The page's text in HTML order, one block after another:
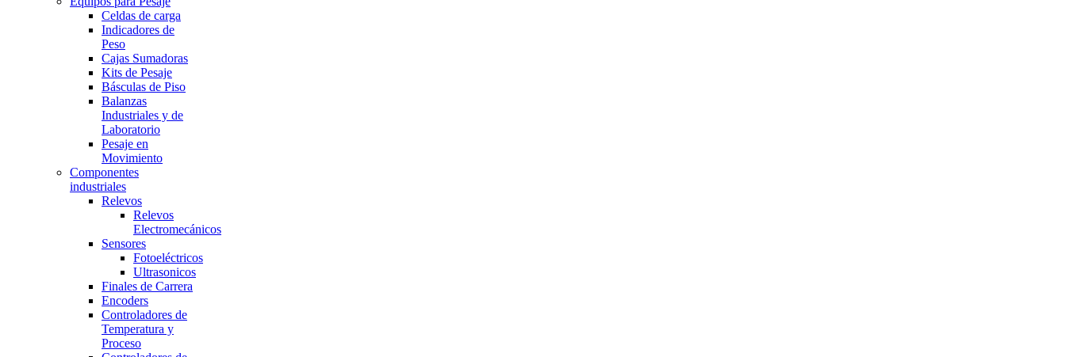
Celdas de carga
Indicadores de
Peso
Cajas Sumadoras
Kits de Pesaje
Básculas de Piso
Balanzas
Industriales y de
Laboratorio
Pesaje en
Movimiento
Componentes
industriales
Relevos
Relevos
Electromecánicos
Sensores
Fotoeléctricos
Ultrasonicos
Finales de Carrera
Encoders
Controladores de
Temperatura y
Proceso